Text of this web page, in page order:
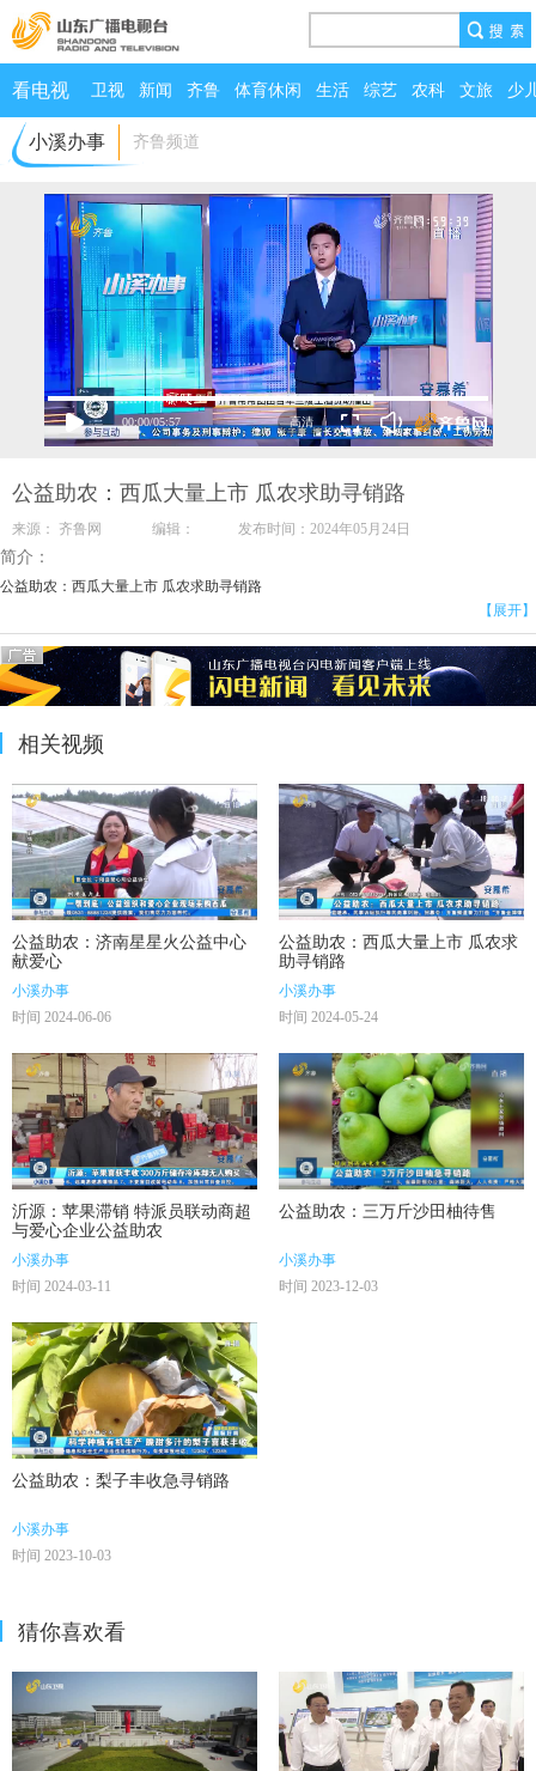
看电视 卫视 新闻 齐鲁 体育休闲 生活 综艺 农科 文旅 少
小溪办事 齐鲁频道
00:00/05:57
公益助农：西瓜大量上市 瓜农求助寻销路
来源： 齐鲁网 编辑： 发布时间：2024年05月24日
简介：
公益助农：西瓜大量上市 瓜农求助寻销路
【展开】
相关视频
公益助农：济南星星火公益中心
献爱心
小溪办事
时间 2024-06-06
公益助农：西瓜大量上市 瓜农求
助寻销路
小溪办事
时间 2024-05-24
沂源：苹果滞销 特派员联动商超
与爱心企业公益助农
小溪办事
时间 2024-03-11
公益助农：三万斤沙田柚待售
小溪办事
时间 2023-12-03
公益助农：梨子丰收急寻销路
小溪办事
时间 2023-10-03
猜你喜欢看